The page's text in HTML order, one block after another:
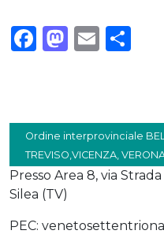
Facebook
Email
Ordine interprovinciale
TREVISO,VICENZA,
Presso Area 8, via
Silea (TV)
PEC: